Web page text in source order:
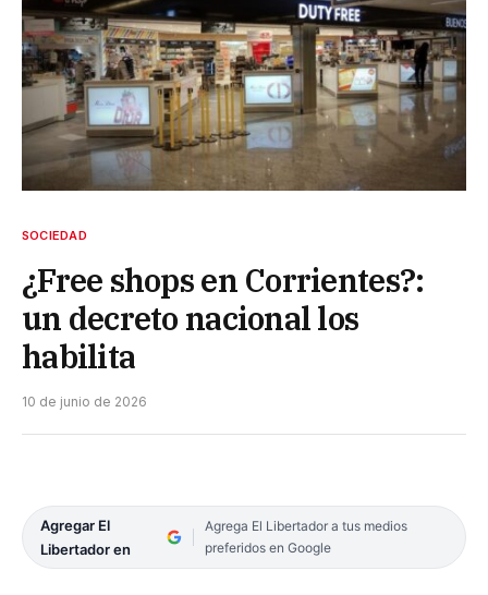
SOCIEDAD
¿Free shops en Corrientes?:
un decreto nacional los
habilita
10 de junio de 2026
Agregar El
Libertador en
Agrega El Libertador a tus medios
preferidos en Google